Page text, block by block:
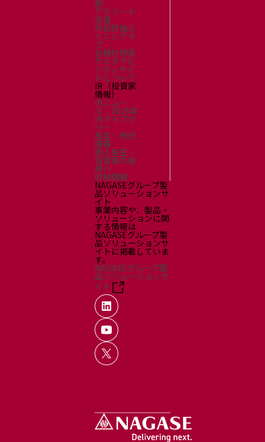
動
アスリート
支援
外部評価と
イニシアチ
ブ
各種対照表
サステナビ
リティサイ
トについて
IR（投資家
情報）
IRニュー
ス：2026年
IRライブラ
リー
株主・株式
情報
個人株主・
投資家の皆
様へ
財務情報
NAGASEグループ製
品ソリューションサ
イト
事業内容や、製品・
ソリューションに関
する情報は
NAGASEグループ製
品ソリューションサ
イトに掲載していま
す。
NAGASEグループ製
品ソリューションサ
イト